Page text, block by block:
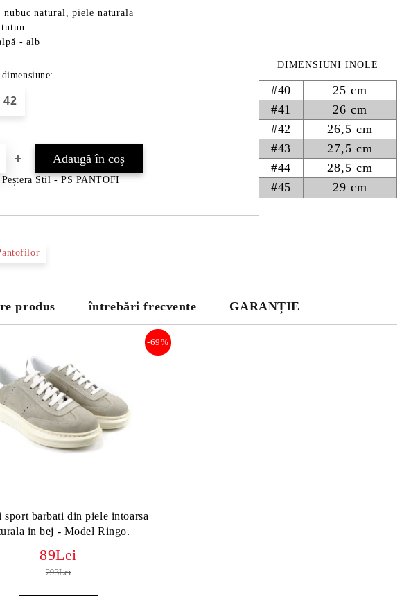
natural, piele naturala
- alb
DIMENSIUNI INOLE
#40
25 cm
#41
26 cm
#42
26,5 cm
#43
27,5 cm
#44
28,5 cm
#45
29 cm
42
Peștera Stil - PS PANTOFI
produs întrebări frecvente GARANȚIE
sport barbati din piele intoarsa
in bej - Model Ringo.
-69%
89Lei
293Lei